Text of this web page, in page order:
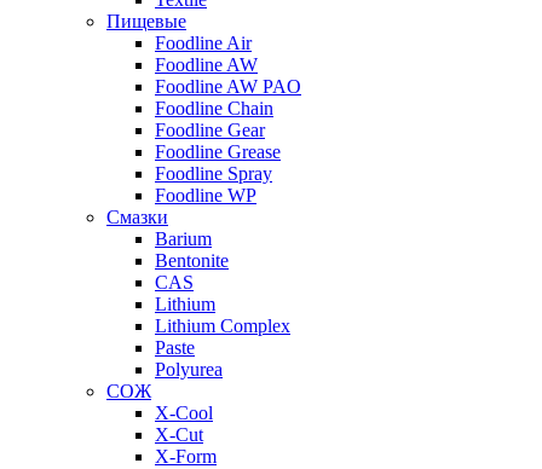
Пищевые
Foodline Air
Foodline AW
Foodline AW PAO
Foodline Chain
Foodline Gear
Foodline Grease
Foodline Spray
Foodline WP
Смазки
Barium
Bentonite
CAS
Lithium
Lithium Complex
Paste
Polyurea
СОЖ
X-Cool
X-Cut
X-Form